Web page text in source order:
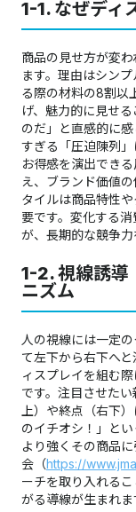
1-1. なぜディ
商品の見せ方が変
ます。理由はシン
る際の材料の8割以
げ、魅力的に見せ
のだ」と直感的に
すぎる「圧迫陳列
お得感を演出でき
え、ブランド価値
タイルは商品特性
要です。変化する
が、長期的な競争力
1-2. 視線誘導
ニズム
人の視線には一定
て左下から右下へ
ィスプレイを組む
です。注目させた
上）や終点（右下
のイチオシ！」と
より強くその商品
会（https://
ーチを取り入れる
がる導線が生まれま